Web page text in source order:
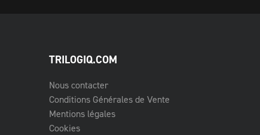
TRILOGIQ.COM
Nous contacter
Conditions Générales de Vente
Mentions légales
Cookies